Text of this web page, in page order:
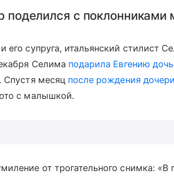
поделился с
его супруга, итальянский стилист
Селима подарила Евгению дочь
Спустя месяц после рождения дочери
с малышкой.
от трогательного снимка: «В